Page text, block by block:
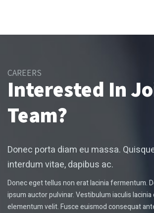
CAREERS
Interested In
Team?
Donec porta diam eu massa.
interdum vitae, dapibus ac.
Donec eget tellus non erat lacinia fermentum.
ipsum auctor pulvinar. Vestibulum iaculis
elementum velit. Fusce euismod consequat